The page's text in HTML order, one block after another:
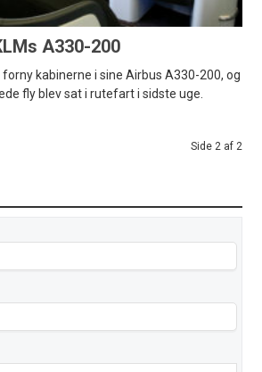
A330-200
kabinerne i sine Airbus A330-200, og
fly blev sat i rutefart i sidste uge.
Side 2 af 2